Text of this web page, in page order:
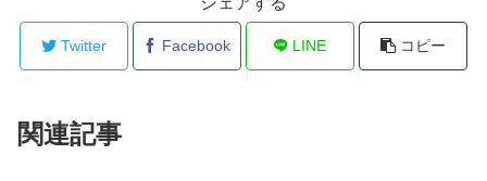
Twitter Facebook LINE コピー
関連記事